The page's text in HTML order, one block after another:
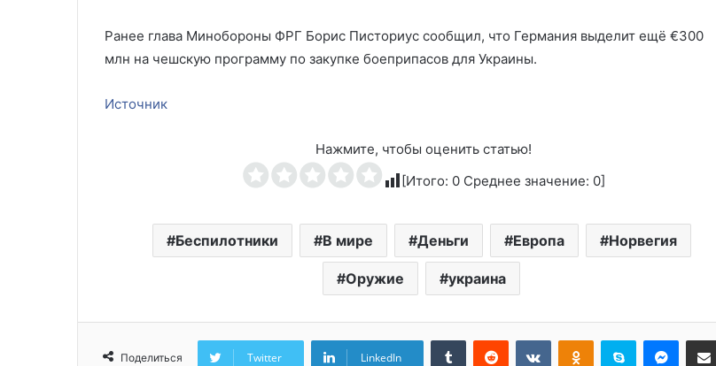
Ранее глава Минобороны ФРГ Борис Писториус сообщил, что Германия выделит ещё €300
млн на чешскую программу по закупке боеприпасов для Украины.
Источник
Нажмите, чтобы оценить статью!
[Итого: 0 Среднее значение: 0]
Беспилотники В мире Деньги Европа Норвегия
Оружие украина
Поделиться Twitter LinkedIn
Tumblr Reddit ВконтактеОдноклассники
Skype